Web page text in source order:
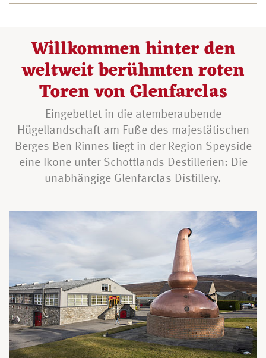
Willkommen hinter den
weltweit berühmten roten
Toren von Glenfarclas
Eingebettet in die atemberaubende
Hügellandschaft am Fuße des majestätischen
Berges Ben Rinnes liegt in der Region Speyside
eine Ikone unter Schottlands Destillerien: Die
unabhängige Glenfarclas Distillery.